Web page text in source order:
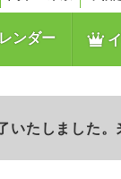
ンダー
いたしました